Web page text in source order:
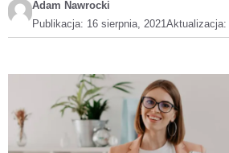
Adam Nawrocki
Publikacja: 16 sierpnia, 2021Aktualizacja: